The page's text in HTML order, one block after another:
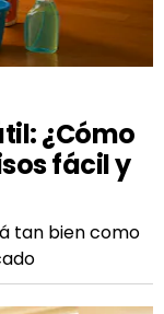
¿Cómo
fácil y
tan bien como